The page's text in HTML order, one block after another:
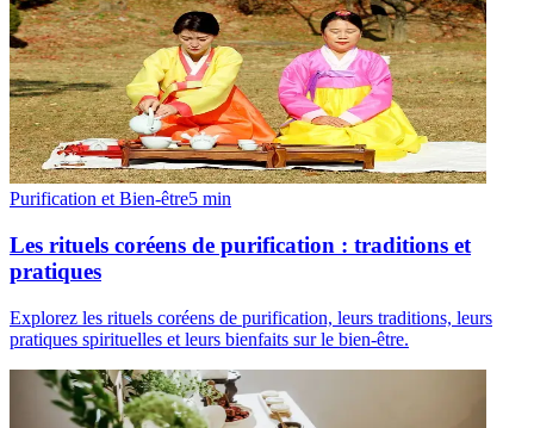
Purification et Bien-être5 min
Les rituels coréens de purification : traditions et
pratiques
Explorez les rituels coréens de purification, leurs traditions, leurs
pratiques spirituelles et leurs bienfaits sur le bien-être.